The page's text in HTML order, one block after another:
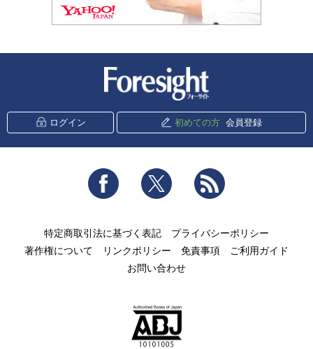
ログイン 初めての方 会員登録
Facebook Twitter
特定商取引法に基づく表記
プライバシーポリシー
著作権について
リンクポリシー 免責事項
ご利用ガイド
お問い合わせ